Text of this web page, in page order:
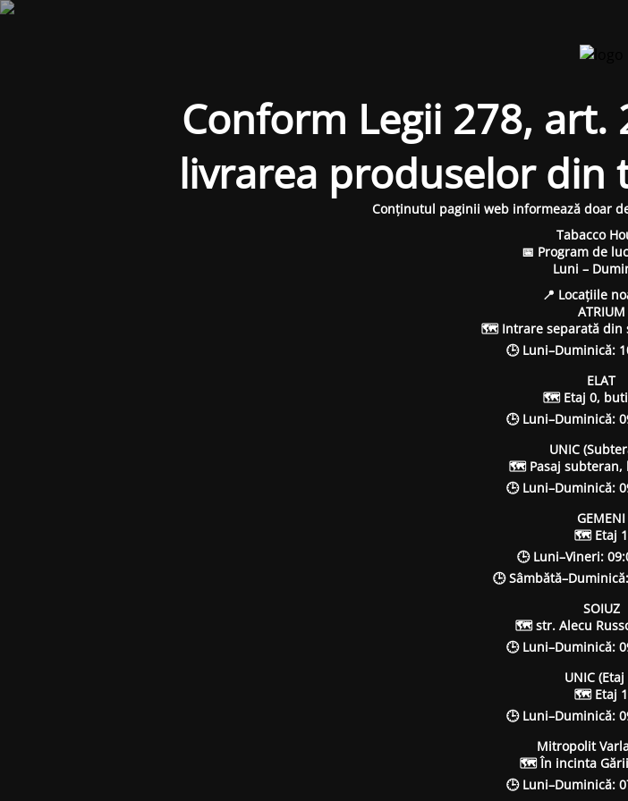
Conform Legii 278,
livrarea produselor din
Conținutul paginii web informează doar
Tabacco
📅 Program de
Luni –
📍 Locațiile
ATRIUM
🗺 Intrare separată din
🕒 Luni–Duminică:
ELAT
🗺 Etaj 0,
🕒 Luni–Duminică:
UNIC
🗺 Pasaj subteran,
🕒 Luni–Duminică:
GEMENI
🗺 Etaj 1
🕒 Luni–Vineri:
🕒
SOIUZ
🗺 str. Alecu
🕒 Luni–Duminică:
UNIC (Etaj
🗺 Etaj 1
🕒 Luni–Duminică:
Mitropolit
🗺 În incinta
🕒 Luni–Duminică: